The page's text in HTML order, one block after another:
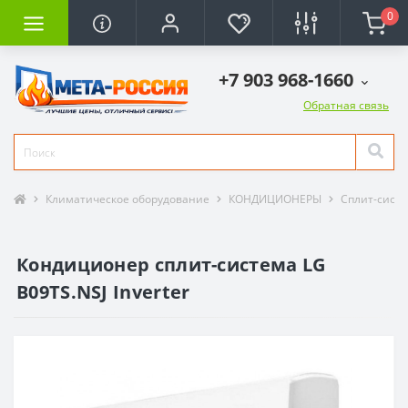
0
+7 903 968-1660
Обратная связь
Климатическое оборудование КОНДИЦИОНЕРЫ Сплит-
Кондиционер сплит-система LG
B09TS.NSJ Inverter